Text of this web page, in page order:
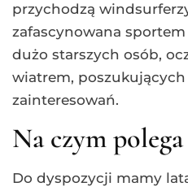
przychodzą
zafascynowana sportem
dużo starszych osób,
wiatrem,
zainteresowań.
Na czym
Do dyspozycji mamy